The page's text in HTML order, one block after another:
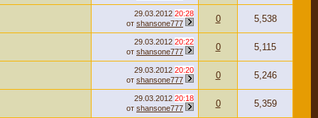
29.03.2012 20:28
от shansone777 0 5,538
29.03.2012 20:22
от shansone777 0 5,115
29.03.2012 20:20
от shansone777 0 5,246
29.03.2012 20:18
от shansone777 0 5,359